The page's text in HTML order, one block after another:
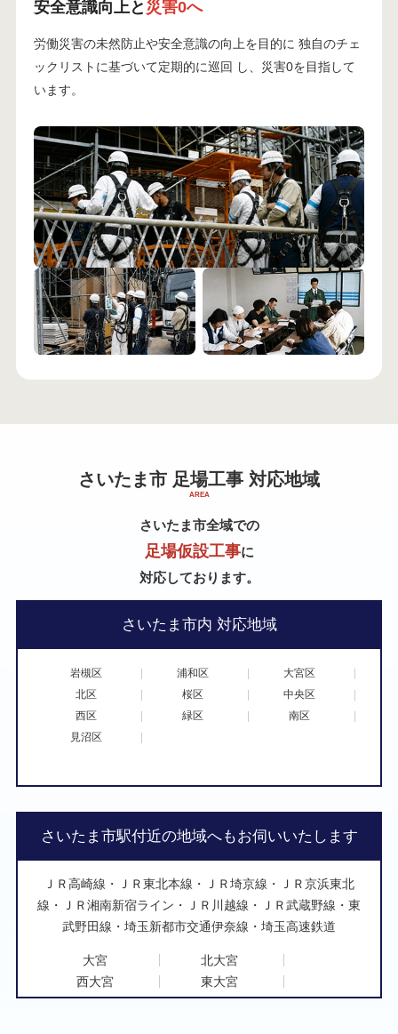
安全意識向上と 災害0へ
労働災害の未然防止や安全意識の向上を目的に 独自のチェ
ックリストに基づいて定期的に巡回 し、災害0を目指して
います。
さいたま市 足場工事 対応地域
さいたま市全域での
足場仮設工事に
対応しております。
さいたま市内 対応地域
岩槻区 浦和区
大宮区
北区
桜区
中央区
西区
緑区
南区
見沼区
さいたま市駅付近の地域へもお伺いいたします
ＪＲ高崎線 ＪＲ東北本線 ＪＲ埼京線
ＪＲ京浜東北
線
ＪＲ湘南新宿ライン ＪＲ川越線 ＪＲ武蔵野線
東
武野田線
埼玉新都市交通伊奈線 埼玉高速鉄道
大宮
北大宮
西大宮
東大宮
大宮公園
浦和